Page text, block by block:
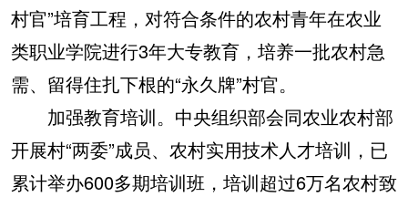
村官”培育工程，对符合条件的农村青年在农业
类职业学院进行3年大专教育，培养一批农村急
需、留得住扎下根的“永久牌”村官。
加强教育培训。中央组织部会同农业农村部
开展村“两委”成员、农村实用技术人才培训，已
累计举办600多期培训班，培训超过6万名农村致